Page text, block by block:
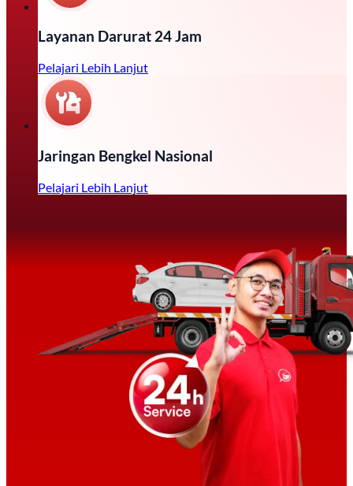
Layanan Darurat 24 Jam
Pelajari Lebih Lanjut
Jaringan Bengkel Nasional
Pelajari Lebih Lanjut